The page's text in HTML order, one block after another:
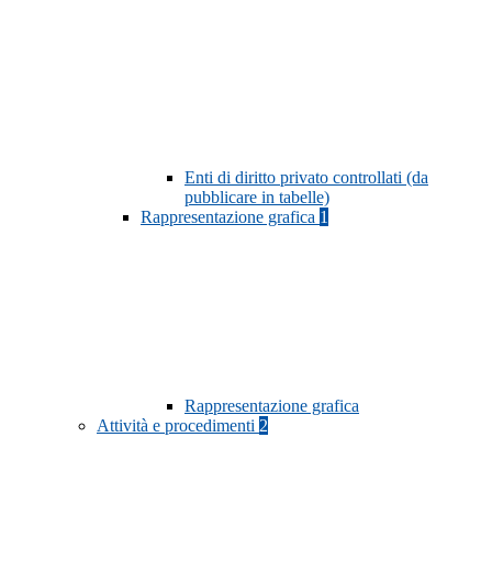
Enti di diritto privato controllati (da
pubblicare in tabelle)
Rappresentazione grafica 1
Rappresentazione grafica
Attività e procedimenti 2